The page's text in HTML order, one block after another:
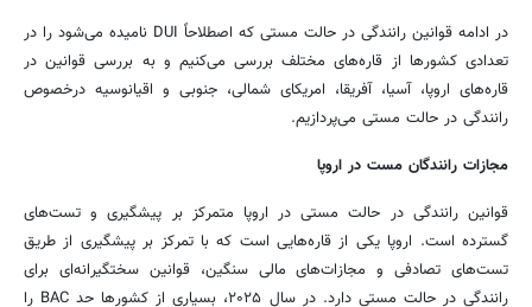
در ادامه قوانین رانندگی در حالت مستی که اصطلاحاً DUI نامیده می‌شود را در
تعدادی کشورها از قاره‌های مختلف بررسی می‌کنیم و به بررسی قوانین در
قاره‌های اروپا، آسیا، آفریقا، امریکای شمالی، جنوبی و اقیانوسیه درخصوص
رانندگی در حالت مستی می‌پردازیم.
مجازات رانندگان مست در اروپا
قوانین رانندگی در حالت مستی در اروپا متمرکز بر پیشگیری و تست‌های
گسترده است. اروپا یکی از قاره‌هایی است که با تمرکز بر پیشگیری از طریق
تست‌های تصادفی و مجازات‌های مالی سنگین، قوانین سختگیرانه‌ای برای
رانندگی در حالت مستی دارد. در سال ۲۰۲۵، بسیاری از کشورها حد BAC را